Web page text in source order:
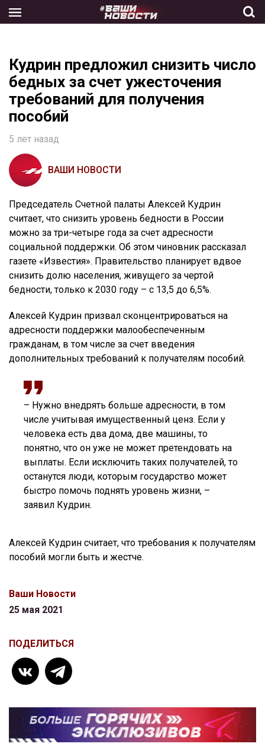
the
Кудрин предложил снизить число
бедных за счет ужесточения
требований для получения
пособий
5 лет назад
ВАШИ НОВОСТИ
Председатель Счетной палаты Алексей Кудрин
считает, что снизить уровень бедности в России
можно за три-четыре года за счет адресности
социальной поддержки. Об этом чиновник рассказал
газете «Известия». Правительство планирует вдвое
снизить долю населения, живущего за чертой
бедности, только к 2030 году – с 13,5 до 6,5%.
Алексей Кудрин призвал сконцентрироваться на
адресности поддержки малообеспеченным
гражданам, в том числе за счет введения
дополнительных требований к получателям пособий.
– Нужно внедрять больше адресности, в том
числе учитывая имущественный ценз. Если у
человека есть два дома, две машины, то
понятно, что он уже не может претендовать на
выплаты. Если исключить таких получателей, то
останутся люди, которым государство может
быстро помочь поднять уровень жизни, –
заявил Кудрин.
Алексей Кудрин считает, что требования к получателям
пособий могли быть и жестче.
Ваши Новости
25 мая 2021
ПОДЕЛИТЬСЯ